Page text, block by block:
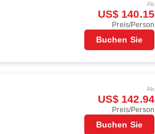
Ab
US$ 140.15
Preis/Person
Buchen Sie
Ab
US$ 142.94
Preis/Person
Buchen Sie